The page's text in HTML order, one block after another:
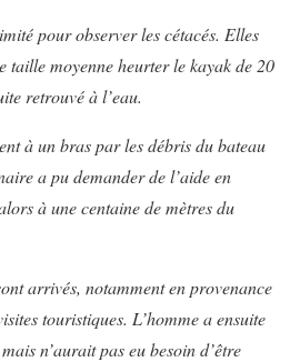
pour observer les cétacés. Elles
taille moyenne heurter le kayak de 20
retrouvé à l’eau.
à un bras par les débris du bateau
a pu demander de l’aide en
à une centaine de mètres du
arrivés, notamment en provenance
touristiques. L’homme a ensuite
n’aurait pas eu besoin d’être